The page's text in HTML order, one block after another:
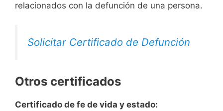
relacionados con la defunción de una persona.
Solicitar Certificado de Defunción
Otros certificados
Certificado de fe de vida y estado: